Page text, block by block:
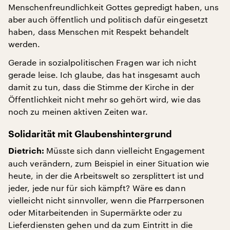
Menschenfreundlichkeit Gottes gepredigt haben, uns
aber auch öffentlich und politisch dafür eingesetzt
haben, dass Menschen mit Respekt behandelt
werden.
Gerade in sozialpolitischen Fragen war ich nicht
gerade leise. Ich glaube, das hat insgesamt auch
damit zu tun, dass die Stimme der Kirche in der
Öffentlichkeit nicht mehr so gehört wird, wie das
noch zu meinen aktiven Zeiten war.
Solidarität mit Glaubenshintergrund
Dietrich: Müsste sich dann vielleicht Engagement
auch verändern, zum Beispiel in einer Situation wie
heute, in der die Arbeitswelt so zersplittert ist und
jeder, jede nur für sich kämpft? Wäre es dann
vielleicht nicht sinnvoller, wenn die Pfarrpersonen
oder Mitarbeitenden in Supermärkte oder zu
Lieferdiensten gehen und da zum Eintritt in die